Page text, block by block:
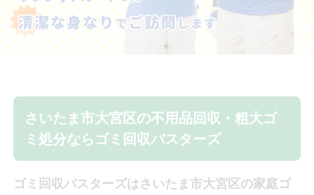
さいたま市大宮区の不用品回収・ 粗大ゴ
ミ処分ならゴミ回収バスターズ
ゴミ回収バスターズはさいたま市大宮区の家庭ゴ